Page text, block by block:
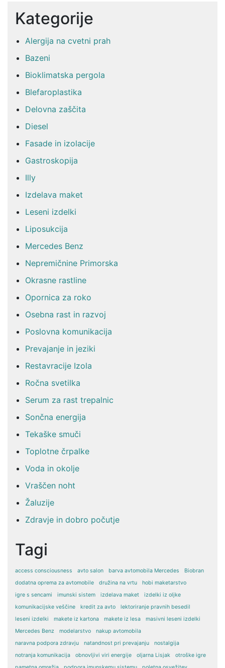
Kategorije
Alergija na cvetni prah
Bazeni
Bioklimatska pergola
Blefaroplastika
Delovna zaščita
Diesel
Fasade in izolacije
Gastroskopija
Illy
Izdelava maket
Leseni izdelki
Liposukcija
Mercedes Benz
Nepremičnine Primorska
Okrasne rastline
Opornica za roko
Osebna rast in razvoj
Poslovna komunikacija
Prevajanje in jeziki
Restavracije Izola
Ročna svetilka
Serum za rast trepalnic
Sončna energija
Tekaške smuči
Toplotne črpalke
Voda in okolje
Vraščen noht
Žaluzije
Zdravje in dobro počutje
Tagi
access consciousness avto salon barva avtomobila Mercedes
Biobran
dodatna oprema za avtomobile
družina na vrtu
hobi maketarstvo
igre s sencami
imunski sistem izdelava maket
izdelki iz oljke
komunikacijske veščine
kredit za avto
lektoriranje pravnih besedil
leseni izdelki
makete iz kartona makete iz lesa
masivni leseni izdelki
Mercedes Benz
modelarstvo
nakup avtomobila
naravna podpora zdravju
natandnost pri prevajanju
nostalgija
notranja komunikacija
obnovljivi viri energije oljarna Lisjak
otroške igre